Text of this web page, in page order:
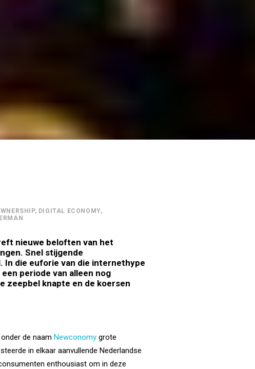
, DIGITAL ECONOMY,
nieuwe beloften van het
Snel stijgende
In die euforie van die internethype
periode van alleen nog
zeepbel knapte en de koersen
de naam Newconomy grote
in elkaar aanvullende Nederlandse
enthousiast om in deze